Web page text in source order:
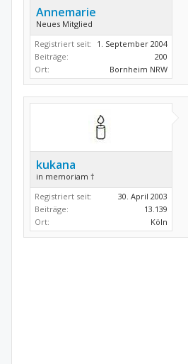
Annemarie
Neues Mitglied
Registriert seit: 1. September 2004
Beiträge:
200
Ort:
Bornheim NRW
kukana
in memoriam †
Registriert seit:
30. April 2003
Beiträge:
13.139
Ort:
Köln